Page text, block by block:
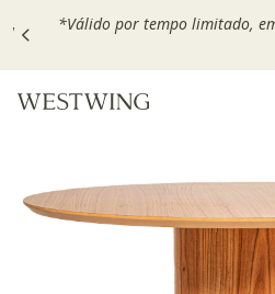
*Válido por tempo limitado, em